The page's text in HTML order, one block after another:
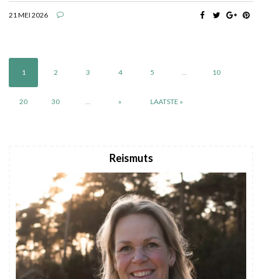
21 MEI 2026
1 2 3 4 5 10
20 30 » LAATSTE »
Reismuts